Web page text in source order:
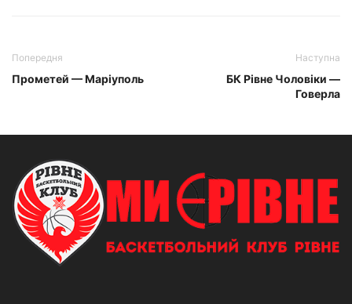
Попередня
Прометей — Маріуполь
Наступна
БК Рівне Чоловіки —
Говерла